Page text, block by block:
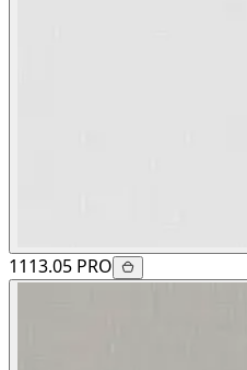
1113.05 PRO